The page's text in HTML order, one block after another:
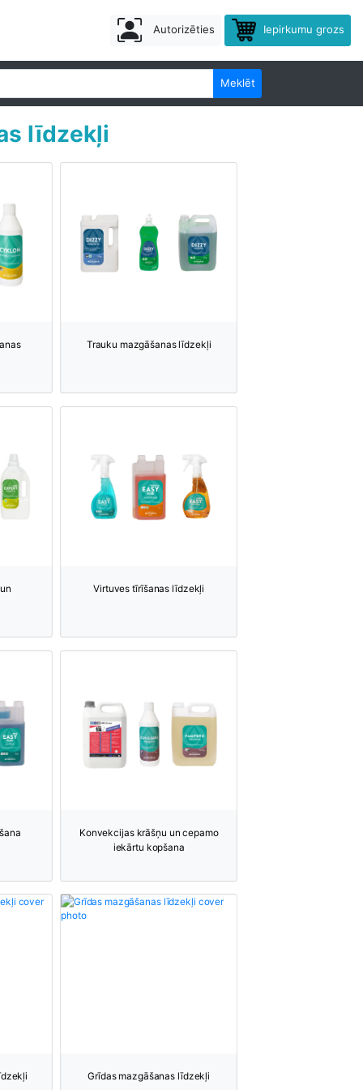
Autorizēties Iepirkumu grozs
Meklēt
līdzekļi
Trauku mazgāšanas līdzekļi
Virtuves tīrīšanas līdzekļi
Konvekcijas krāšņu un cepamo
iekārtu kopšana
Grīdas mazgāšanas līdzekļi